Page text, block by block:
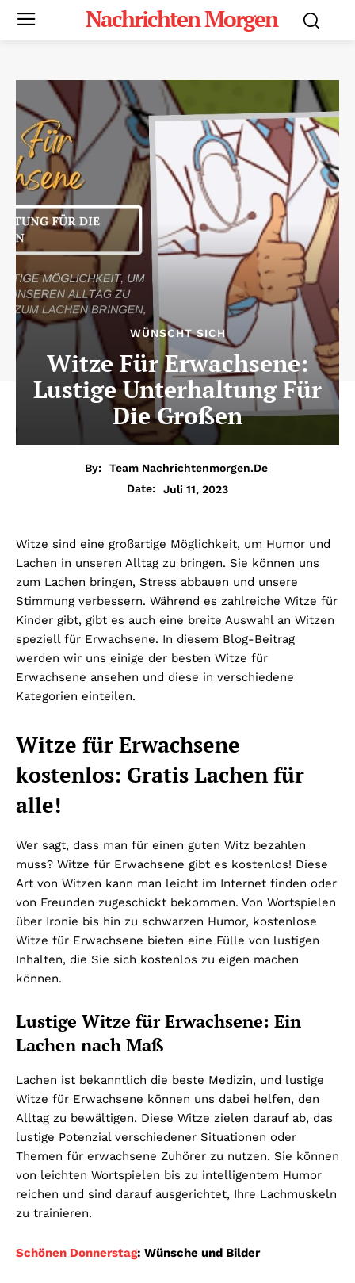
Nachrichten Morgen
WÜNSCHT SICH
Witze Für Erwachsene:
Lustige Unterhaltung Für
Die Großen
By:
Team Nachrichtenmorgen.de
Date:
Juli 11, 2023
Witze sind eine großartige Möglichkeit, um Humor und
Lachen in unseren Alltag zu bringen. Sie können uns
zum Lachen bringen, Stress abbauen und unsere
Stimmung verbessern. Während es zahlreiche Witze für
Kinder gibt, gibt es auch eine breite Auswahl an Witzen
speziell für Erwachsene. In diesem Blog-Beitrag
werden wir uns einige der besten Witze für
Erwachsene ansehen und diese in verschiedene
Kategorien einteilen.
Witze für Erwachsene
kostenlos: Gratis Lachen für
alle!
Wer sagt, dass man für einen guten Witz bezahlen
muss? Witze für Erwachsene gibt es kostenlos! Diese
Art von Witzen kann man leicht im Internet finden oder
von Freunden zugeschickt bekommen. Von Wortspielen
über Ironie bis hin zu schwarzen Humor, kostenlose
Witze für Erwachsene bieten eine Fülle von lustigen
Inhalten, die Sie sich kostenlos zu eigen machen
können.
Lustige Witze für Erwachsene: Ein
Lachen nach Maß
Lachen ist bekanntlich die beste Medizin, und lustige
Witze für Erwachsene können uns dabei helfen, den
Alltag zu bewältigen. Diese Witze zielen darauf ab, das
lustige Potenzial verschiedener Situationen oder
Themen für erwachsene Zuhörer zu nutzen. Sie können
von leichten Wortspielen bis zu intelligentem Humor
reichen und sind darauf ausgerichtet, Ihre Lachmuskeln
zu trainieren.
Schönen Donnerstag: Wünsche und Bilder